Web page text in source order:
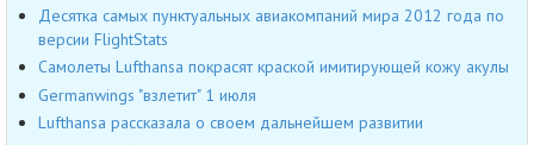
Десятка самых пунктуальных авиакомпаний мира 2012 года по
версии FlightStats
Самолеты Lufthansa покрасят краской имитирующей кожу акулы
Germanwings "взлетит" 1 июля
Lufthansa рассказала о своем дальнейшем развитии